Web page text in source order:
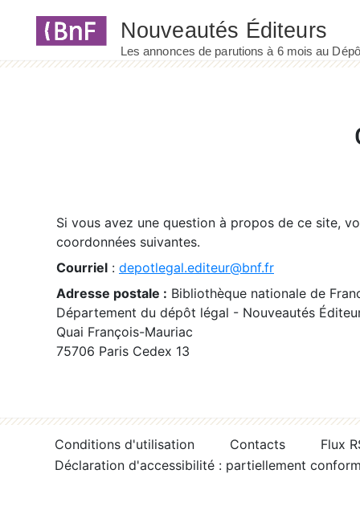
Si vous avez une question à propos de ce site,
coordonnées suivantes.
Courriel : depotlegal.editeur@bnf.fr
Adresse postale : Bibliothèque nationale de
Département du dépôt légal - Nouveautés
Quai François-Mauriac
75706 Paris Cedex 13
Conditions d'utilisation Contacts
Flux
Déclaration d'accessibilité : partiellement